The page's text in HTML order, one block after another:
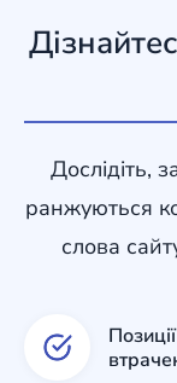
Дослідіть,
ранжуються
слова